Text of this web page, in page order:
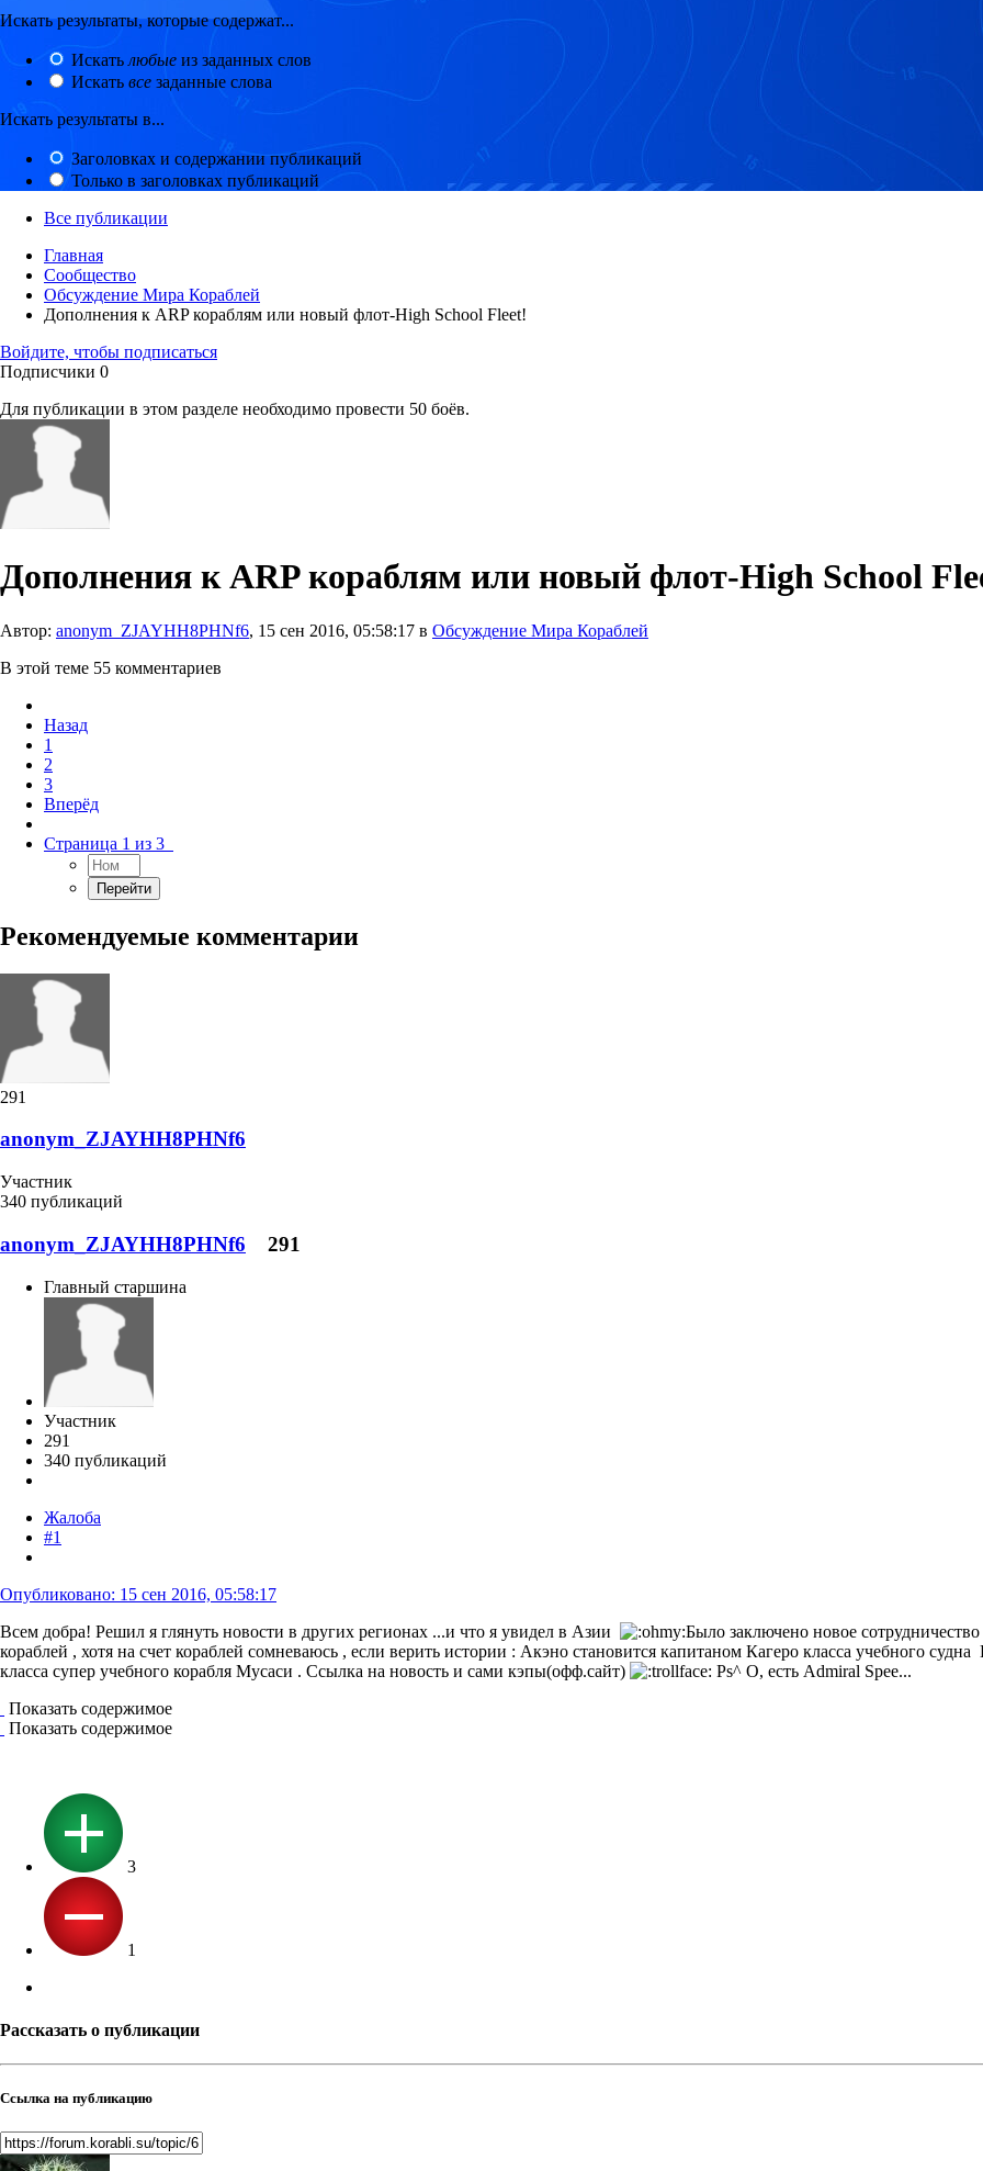
Искать результаты, которые содержат...
Искать любые из заданных слов
Искать все заданные слова
Искать результаты в...
Заголовках и содержании публикаций
Только в заголовках публикаций
Все публикации
Главная
Сообщество
Обсуждение Мира Кораблей
Дополнения к ARP кораблям или новый флот-High School Fleet!
Войдите, чтобы подписаться
Подписчики 0
Для публикации в этом разделе необходимо провести 50 боёв.
Дополнения к ARP кораблям или новый флот-High School
Автор: anonym_ZJAYHH8PHNf6, 15 сен 2016, 05:58:17 в Обсуждение Мира Кораблей
В этой теме 55 комментариев
Назад
1
2
3
Вперёд
Страница 1 из 3
Рекомендуемые комментарии
291
anonym_ZJAYHH8PHNf6
Участник
340 публикаций
anonym_ZJAYHH8PHNf6 291
Главный старшина
Участник
291
340 публикаций
Жалоба
#1
Опубликовано: 15 сен 2016, 05:58:17
Всем добра! Решил я глянуть новости в других регионах ...и что я увидел в Азии
Было заключено новое
кораблей , хотя на счет кораблей сомневаюсь , если верить истории : Акэно становится капитаном Кагеро класса учебного
класса супер учебного корабля Мусаси . Ссылка на новость и сами кэпы(офф.сайт)
Ps^ O, есть Admiral Spee...
Показать содержимое
Показать содержимое
3
1
Рассказать о публикации
Ссылка на публикацию